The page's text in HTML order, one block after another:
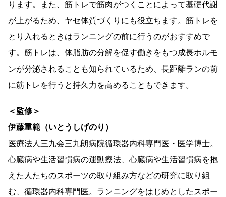
ります。また、筋トレで筋肉がつくことによって基礎代謝
が上がるため、ヤセ体質づくりにも役立ちます。筋トレを
とり入れるときはランニングの前に行うのがおすすめで
す。筋トレは、体脂肪の分解を促す働きをもつ成長ホルモ
ンが分泌されることも知られているため、長距離ランの前
に筋トレを行うと持久力を高めることもできます。
＜監修＞
伊藤重範（いとうしげのり）
医療法人三九会三九朗病院循環器内科専門医・医学博士。
心臓病や生活習慣病の運動療法、心臓病や生活習慣病を抱
えた人たちのスポーツの取り組み方などの研究に取り組
む、循環器内科専門医。ランニングをはじめとしたスポー